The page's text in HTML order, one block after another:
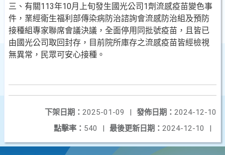
三、有關113年10月上旬發生國光公司1劑流感疫苗變色事
件，業經衛生福利部傳染病防治諮詢會流感防治組及預防
接種組專家聯席會議決議，全面停用同批號疫苗，且皆已
由國光公司取回封存，目前院所庫存之流感疫苗皆經檢視
無異常，民眾可安心接種。
發佈日期： 2024-12-10
下架日期： 2025-01-09
|
最後更新日期： 2024-12-10 |
點擊率： 540 |